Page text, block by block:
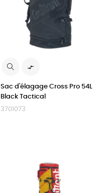

Sac d'élagage Cross Pro 54L
Black Tactical
3701073